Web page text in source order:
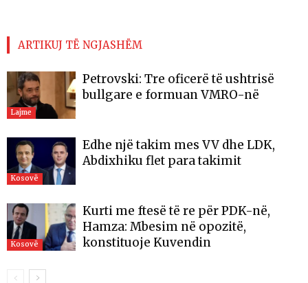
ARTIKUJ TË NGJASHËM
Lajme
Petrovski: Tre oficerë të ushtrisë
bullgare e formuan VMRO-në
Kosovë
Edhe një takim mes VV dhe LDK,
Abdixhiku flet para takimit
Kosovë
Kurti me ftesë të re për PDK-në,
Hamza: Mbesim në opozitë,
konstituoje Kuvendin